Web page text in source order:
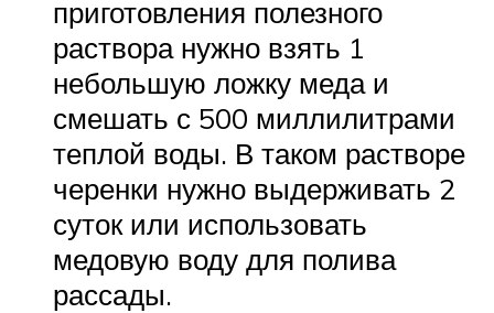
приготовления полезного
раствора нужно взять 1
небольшую ложку меда и
смешать с 500 миллилитрами
теплой воды. В таком растворе
черенки нужно выдерживать 2
суток или использовать
медовую воду для полива
рассады.